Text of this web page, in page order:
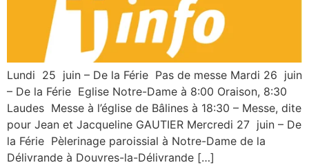
Lundi 25 juin – De la Férie Pas de messe Mardi 26 juin
– De la Férie Eglise Notre-Dame à 8:00 Oraison, 8:30
Laudes Messe à l’église de Bâlines à 18:30 – Messe, dite
pour Jean et Jacqueline GAUTIER Mercredi 27 juin – De
la Férie Pèlerinage paroissial à Notre-Dame de la
Délivrande à Douvres-la-Délivrande […]